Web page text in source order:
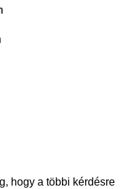
hogy a többi kérdésre